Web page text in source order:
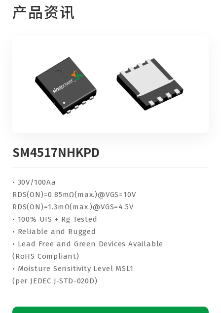
产品资讯
SM4517NHKPD
• 30V/100Aa
RDS(ON)=0.85mΩ(max.)@VGS=10V
RDS(ON)=1.3mΩ(max.)@VGS=4.5V
• 100% UIS + Rg Tested
• Reliable and Rugged
• Lead Free and Green Devices Available
(RoHS Compliant)
• Moisture Sensitivity Level MSL1
(per JEDEC J-STD-020D)